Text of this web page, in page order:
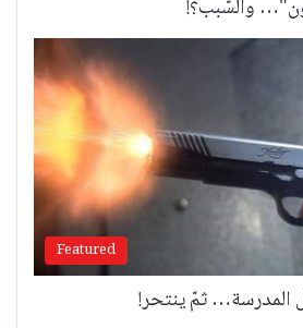
والسّبب؟!
Featured
المدرسة… ثمّ ينتحر!